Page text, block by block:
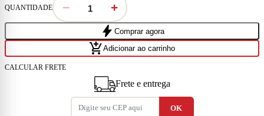
QUANTIDADE − +
bolt Comprar agora
add_shopping_cartAdicionar ao carrinho
CALCULAR FRETE
Frete e entrega